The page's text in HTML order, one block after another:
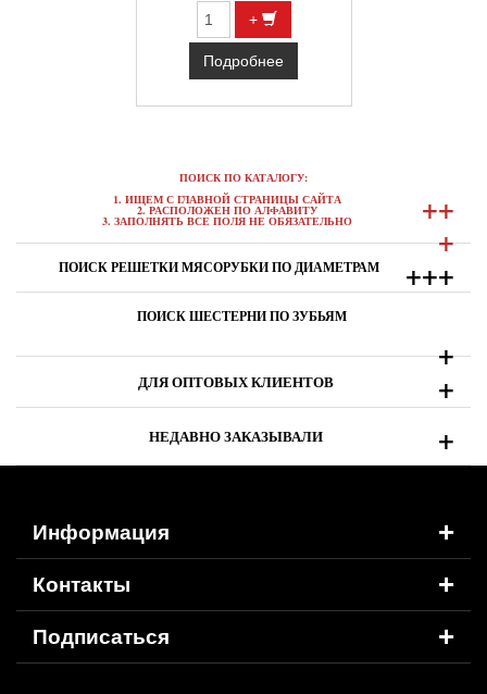
+
Подробнее
ПОИСК ПО КАТАЛОГУ:
1. ИЩЕМ С ГЛАВНОЙ СТРАНИЦЫ САЙТА
+
+
2. РАСПОЛОЖЕН ПО АЛФАВИТУ
3. ЗАПОЛНЯТЬ ВСЕ ПОЛЯ НЕ ОБЯЗАТЕЛЬНО +
ПОИСК РЕШЕТКИ МЯСОРУБКИ ПО ДИАМЕТРАМ +
+
+
ПОИСК ШЕСТЕРНИ ПО ЗУБЬЯМ
+
ДЛЯ ОПТОВЫХ КЛИЕНТОВ +
НЕДАВНО ЗАКАЗЫВАЛИ +
Информация +
Контакты +
Подписаться +